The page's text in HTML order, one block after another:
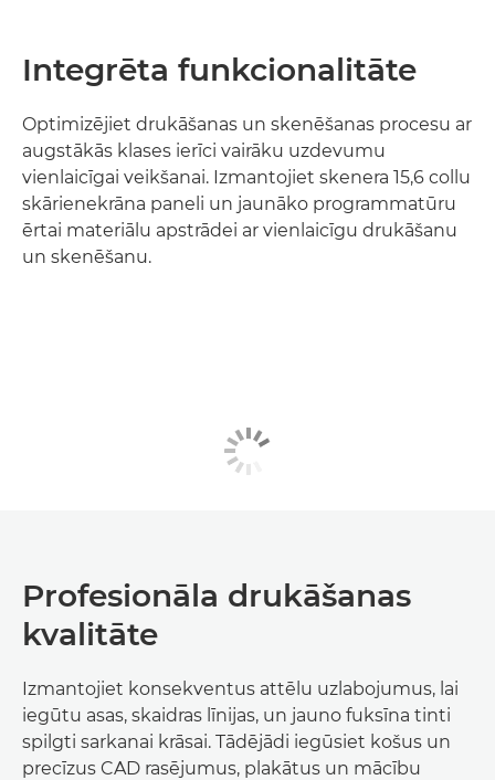
Integrēta funkcionalitāte
Optimizējiet drukāšanas un skenēšanas procesu ar
augstākās klases ierīci vairāku uzdevumu
vienlaicīgai veikšanai. Izmantojiet skenera 15,6 collu
skārienekrāna paneli un jaunāko programmatūru
ērtai materiālu apstrādei ar vienlaicīgu drukāšanu
un skenēšanu.
Profesionāla drukāšanas
kvalitāte
Izmantojiet konsekventus attēlu uzlabojumus, lai
iegūtu asas, skaidras līnijas, un jauno fuksīna tinti
spilgti sarkanai krāsai. Tādējādi iegūsiet košus un
precīzus CAD rasējumus, plakātus un mācību